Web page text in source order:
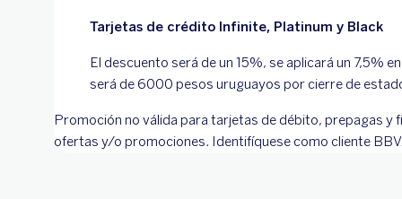
Tarjetas de crédito Infinite, Platinum y Black
El descuento será de un 15%, se aplicará un 7,5%
será de 6000 pesos uruguayos por cierre de
Promoción no válida para tarjetas de débito, prepagas
ofertas y/o promociones. Identifíquese como cliente